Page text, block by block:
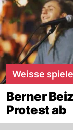
Weisse
Berner
Protest ab